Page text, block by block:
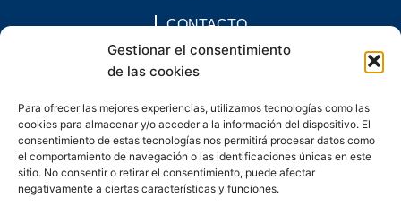
Gestionar el consentimiento
de las cookies
Para ofrecer las mejores experiencias, utilizamos tecnologías como las
cookies para almacenar y/o acceder a la información del dispositivo. El
consentimiento de estas tecnologías nos permitirá procesar datos como
el comportamiento de navegación o las identificaciones únicas en este
sitio. No consentir o retirar el consentimiento, puede afectar
negativamente a ciertas características y funciones.
CONTACTO
comunicacion@chaccoinfo.com
Presentes en todo el ámbito nacional
F
a
c
e
b
o
I
n
s
t
a
g
L
i
n
k
e
d
E
n
v
e
l
o
W
h
a
t
s